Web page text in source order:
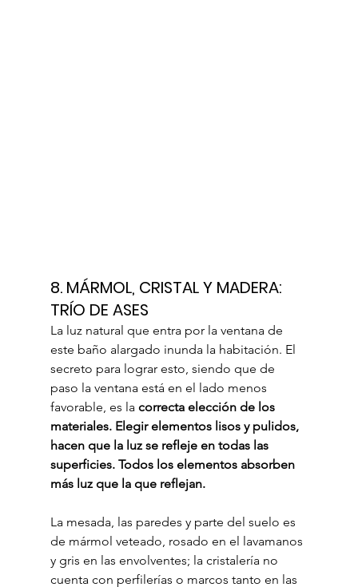
8. MÁRMOL, CRISTAL Y MADERA:
TRÍO DE ASES
La luz natural que entra por la ventana de
este baño alargado inunda la habitación. El
secreto para lograr esto, siendo que de
paso la ventana está en el lado menos
favorable, es la correcta elección de los
materiales. Elegir elementos lisos y pulidos,
hacen que la luz se refleje en todas las
superficies. Todos los elementos absorben
más luz que la que reflejan.
La mesada, las paredes y parte del suelo es
de mármol veteado, rosado en el lavamanos
y gris en las envolventes; la cristalería no
cuenta con perfilerías o marcos tanto en las